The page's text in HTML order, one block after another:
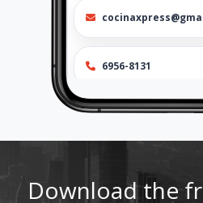
6956-8131
Location
Download the